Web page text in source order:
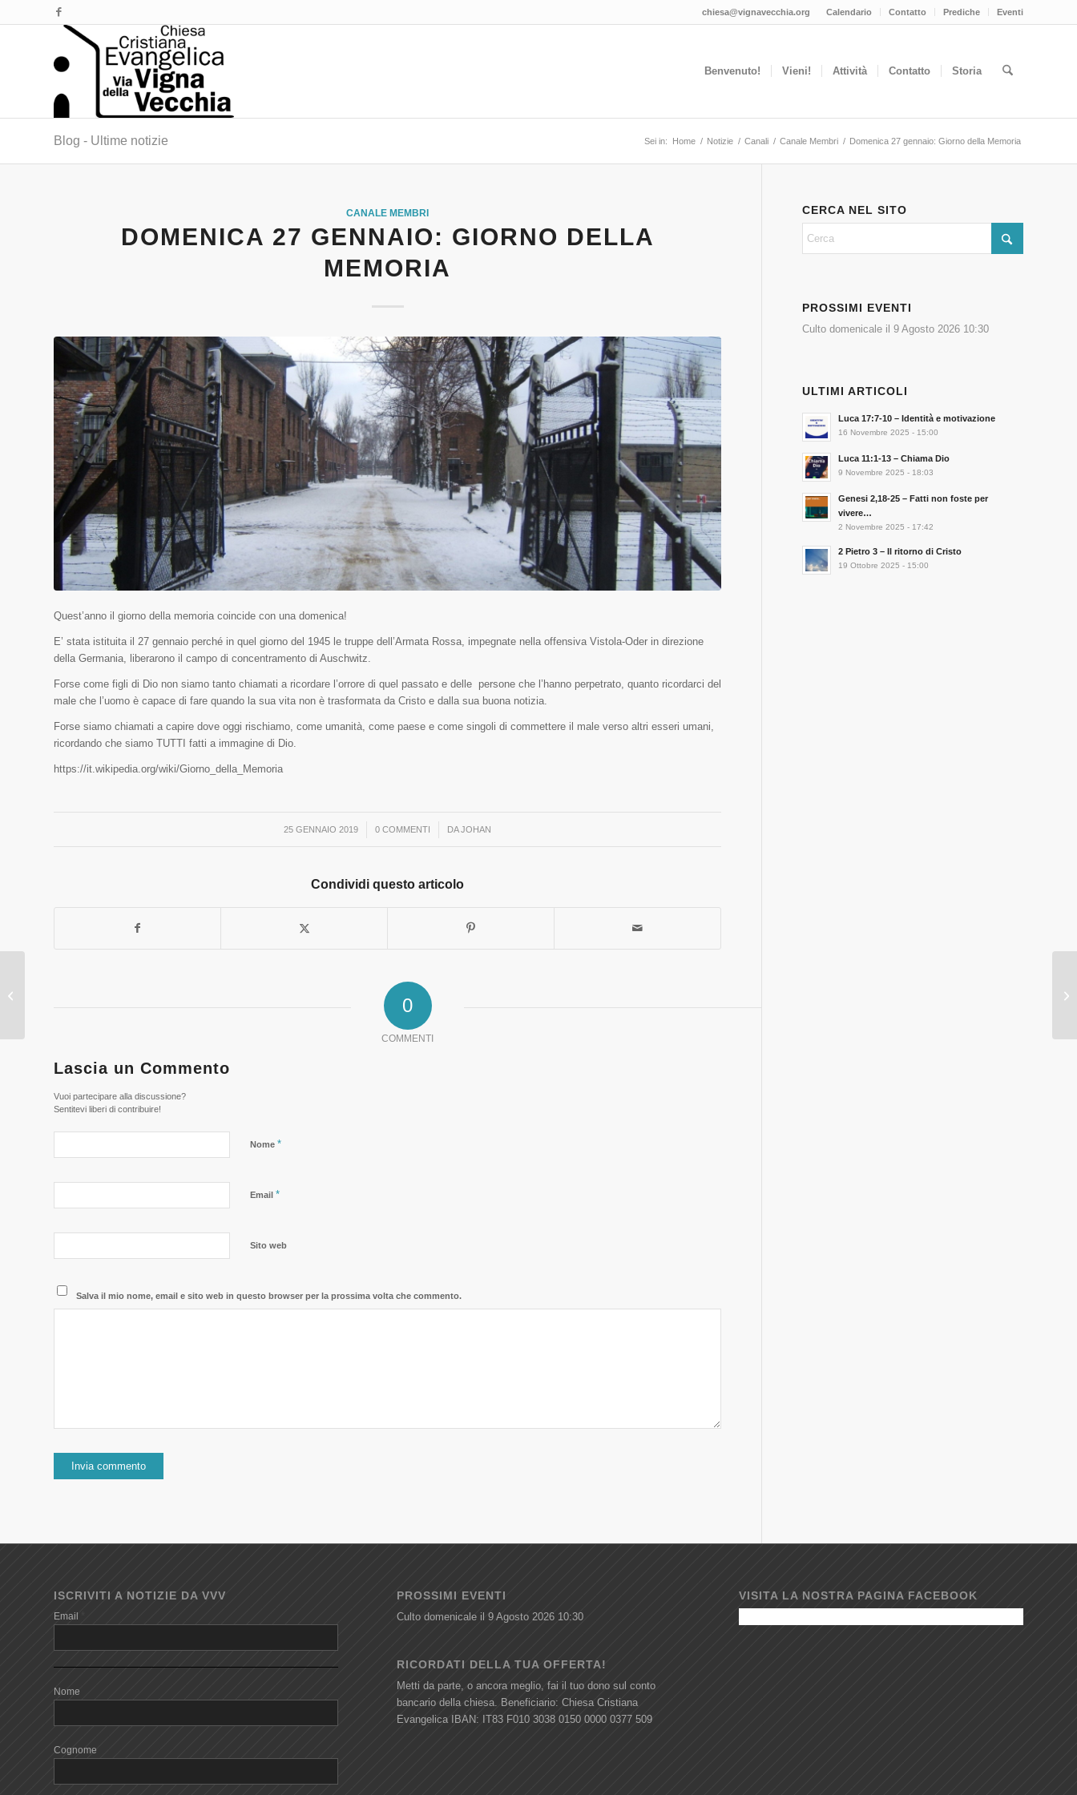
Calendario Contatto Prediche Eventi
chiesa@vignavecchia.org
Benvenuto! Vieni! Attività Contatto Storia
Blog - Ultime notizie Sei in: Home / Notizie / Canali / Canale Membri / Domenica 27 gennaio: Giorno della Memoria
CANALE MEMBRI
DOMENICA 27 GENNAIO: GIORNO DELLA
MEMORIA
Quest’anno il giorno della memoria coincide con una domenica!
E’ stata istituita il 27 gennaio perché in quel giorno del 1945 le truppe dell’Armata Rossa, impegnate nella offensiva Vistola-Oder in direzione
della Germania, liberarono il campo di concentramento di Auschwitz.
Forse come figli di Dio non siamo tanto chiamati a ricordare l’orrore di quel passato e delle persone che l’hanno perpetrato, quanto ricordarci del
male che l’uomo è capace di fare quando la sua vita non è trasformata da Cristo e dalla sua buona notizia.
Forse siamo chiamati a capire dove oggi rischiamo, come umanità, come paese e come singoli di commettere il male verso altri esseri umani,
ricordando che siamo TUTTI fatti a immagine di Dio.
https://it.wikipedia.org/wiki/Giorno_della_Memoria
25 GENNAIO 2019
/ 0 COMMENTI
/ DAJOHAN
Condividi questo articolo
0
COMMENTI
Lascia un Commento
Vuoi partecipare alla discussione?
Sentitevi liberi di contribuire!
Nome *
Email *
Sito web
Salva il mio nome, email e sito web in questo browser per la prossima volta che commento.
CERCA NEL SITO
PROSSIMI EVENTI
Culto domenicale il 9 Agosto 2026 10:30
ULTIMI ARTICOLI
Luca 17:7-10 – Identità e motivazione
16 Novembre 2025 - 15:00
Luca 11:1-13 – Chiama Dio
9 Novembre 2025 - 18:03
Genesi 2,18-25 – Fatti non foste per
vivere…
2 Novembre 2025 - 17:42
2 Pietro 3 – Il ritorno di Cristo
19 Ottobre 2025 - 15:00
ISCRIVITI A NOTIZIE DA VVV
Email
Nome
Cognome
PROSSIMI EVENTI
Culto domenicaleil 9 Agosto 2026 10:30
RICORDATI DELLA TUA OFFERTA!
Metti da parte, o ancora meglio, fai il tuo dono sul conto
bancario della chiesa. Beneficiario: Chiesa Cristiana
Evangelica IBAN: IT83 F010 3038 0150 0000 0377 509
VISITA LA NOSTRA PAGINA FACEBOOK